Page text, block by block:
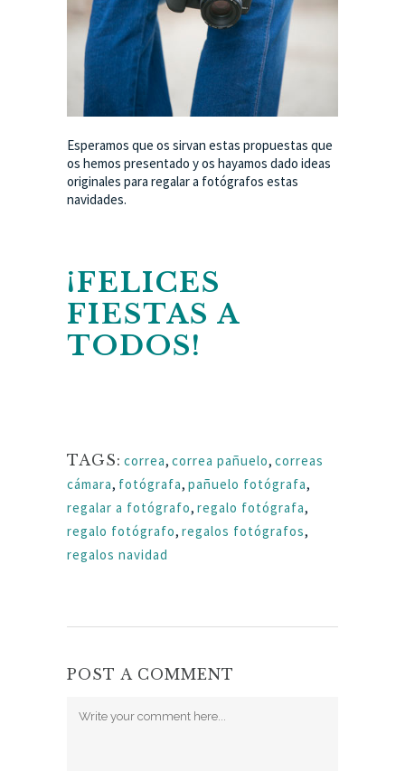
Esperamos que os sirvan estas propuestas que
os hemos presentado y os hayamos dado ideas
originales para regalar a fotógrafos estas
navidades.
¡FELICES
FIESTAS A
TODOS!
TAGS: correa, correa pañuelo, correas
cámara, fotógrafa, pañuelo fotógrafa,
regalar a fotógrafo, regalo fotógrafa,
regalo fotógrafo, regalos fotógrafos,
regalos navidad
POST A COMMENT